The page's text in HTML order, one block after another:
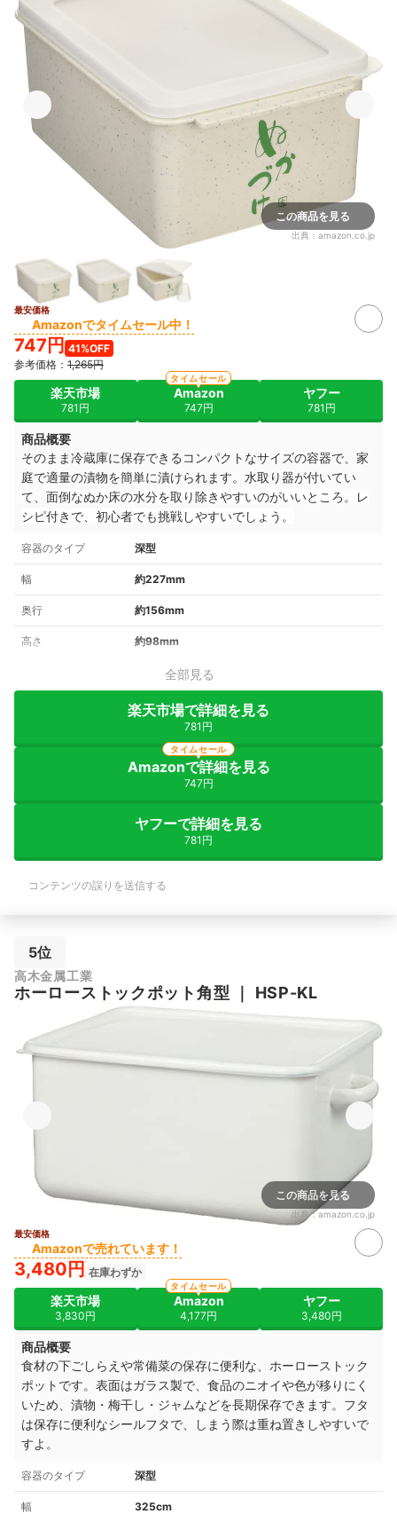
この商品を見る
出典： amazon.co.jp
最安価格
Amazonでタイムセール中！
747円 41%OFF
参考価格： 1,265円
楽天市場
781円
Amazon
747円
タイムセール
ヤフー
781円
商品概要
そのまま冷蔵庫に保存できるコンパクトなサイズの容器で、家
庭で適量の漬物を簡単に漬けられます。水取り器が付いてい
て、 面倒なぬか床の水分を取り除きやすいのがいいところ 。
レ
シピ付きで、初心者でも挑戦しやすいでしょう。
容器のタイプ 深型
幅 約227mm
奥行 約156mm
高さ 約98mm
全部見る
楽天市場で詳細を見る
781円
Amazonで詳細を見る
747円
タイムセール
ヤフーで詳細を見る
781円
コンテンツの誤りを送信する
5位
高木金属工業
ホーローストックポット角型 HSP-KL
この商品を見る
出典：amazon.co.jp
最安価格
Amazonで売れています！
3,480円 在庫わずか
楽天市場
3,830円
Amazon
4,177円
タイムセール
ヤフー
3,480円
商品概要
食材の下ごしらえや常備菜の保存に便利な、ホーローストック
ポットです。 表面はガラス製で、食品のニオイや色が移りにく
いため、 漬物・梅干し・ジャムなどを長期保存できます。 フタ
は保存に便利なシールフタで、しまう際は重ね置きしやすいで
すよ。
容器のタイプ 深型
幅 325cm